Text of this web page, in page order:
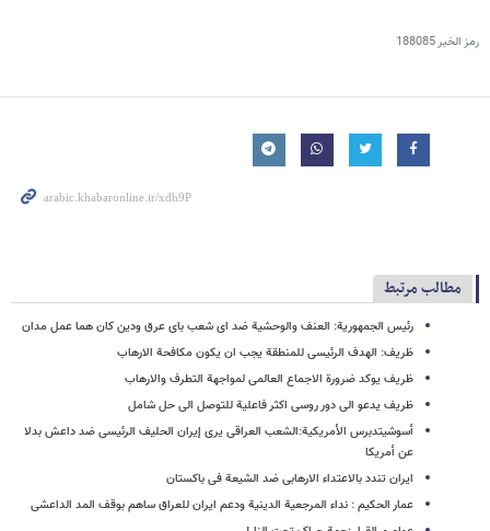
رمز الخبر188085
مطالب مرتبط
رئیس الجمهوریة: العنف والوحشیة ضد ای شعب بای عرق ودین کان هما عمل مدان
ظریف: الهدف الرئیسی للمنطقة یجب ان یکون مکافحة الارهاب
ظریف یوکد ضرورة الاجماع العالمی لمواجهة التطرف والارهاب
ظریف یدعو الی دور روسی اکثر فاعلیة للتوصل الی حل شامل
أسوشیتدبرس الأمریکیة:الشعب العراقی یری إیران الحلیف الرئیسی ضد داعش بدلا
عن أمریکا
ایران تندد بالاعتداء الارهابی ضد الشیعة فی باکستان
عمار الحکیم : نداء المرجعیة الدینیة ودعم ایران للعراق ساهم بوقف المد الداعشی